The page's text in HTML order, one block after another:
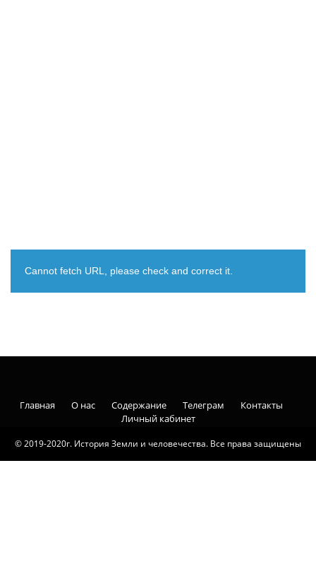
Cannot fetch URL, please check and correct it.
© 2019-2020г. История Земли и человечества. Все права защищены
Главная О нас Содержание Телеграм
Контакты
Личный кабинет